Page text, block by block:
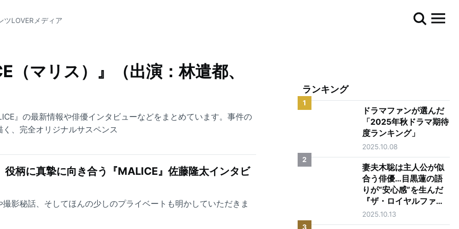
ツLOVERメディア
マリス）』（出演：林遣都、
』の最新情報や俳優インタビューなどをまとめています。事件の
、完全オリジナルサスペンス
柄に真摯に向き合う『MALICE』佐藤隆太インタビ
影秘話、そしてほんの少しのプライベートも明かしていただきま
ランキング
1
ドラマファンが選んだ
「2025年秋ドラマ期待
度ランキング」
2025.10.08
2
妻夫木聡は主人公が似
合う俳優…目黒蓮の語
りが“安心感”を生んだ
『ザ・ロイヤルファミ
リー』第1話
2025.10.13
3